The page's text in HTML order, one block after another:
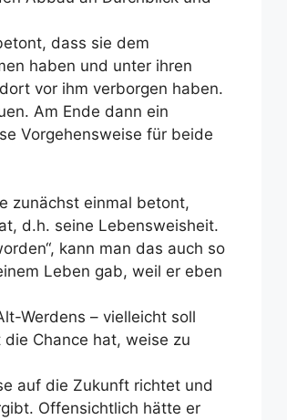
dass sie dem
haben und unter ihren
vor ihm verborgen haben.
Am Ende dann ein
Vorgehensweise für beide
zunächst einmal betont,
d.h. seine Lebensweisheit.
kann man das auch so
Leben gab, weil er eben
Werdens – vielleicht soll
Chance hat, weise zu
auf die Zukunft richtet und
Offensichtlich hätte er